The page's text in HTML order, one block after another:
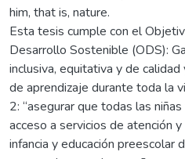
him, that is, nature.
Esta tesis cumple con el
Desarrollo Sostenible (ODS):
inclusiva, equitativa y de
de aprendizaje durante toda la
2: “asegurar que todas las
acceso a servicios de atención
infancia y educación preescolar